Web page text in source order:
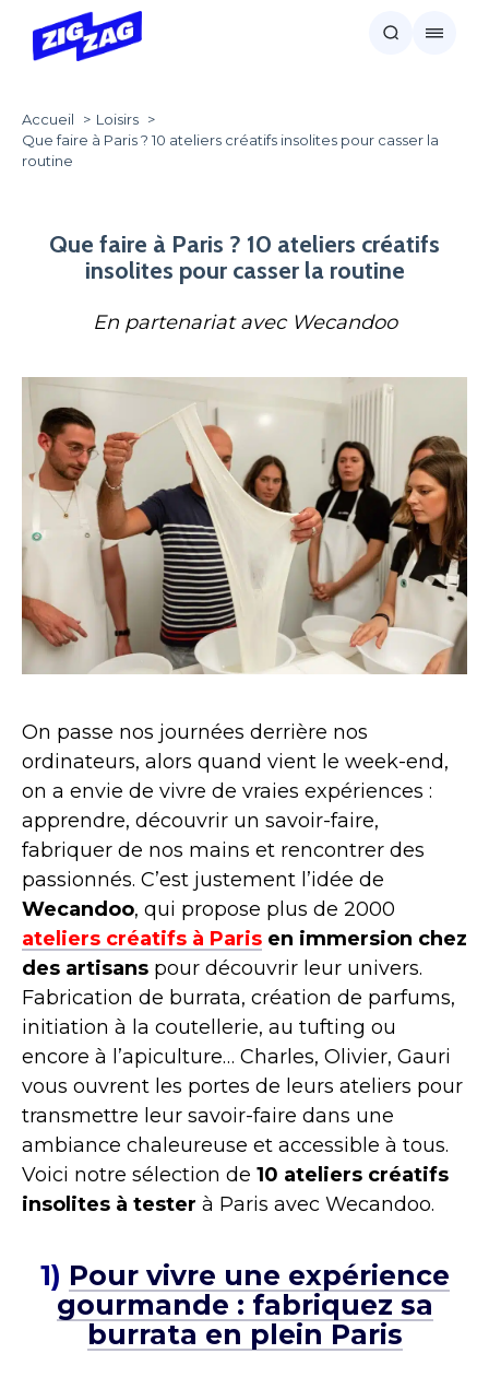
Accueil
Loisirs
Que faire à Paris ? 10 ateliers créatifs insolites pour casser la
routine
Que faire à Paris ? 10 ateliers créatifs
insolites pour casser la routine
En partenariat avec Wecandoo
On passe nos journées derrière nos
ordinateurs, alors quand vient le week-end,
on a envie de vivre de vraies expériences :
apprendre, découvrir un savoir-faire,
fabriquer de nos mains et rencontrer des
passionnés. C’est justement l’idée de
Wecandoo, qui propose plus de 2000
ateliers créatifs à Paris en immersion chez
des artisans pour découvrir leur univers.
Fabrication de burrata, création de parfums,
initiation à la coutellerie, au tufting ou
encore à l’apiculture… Charles, Olivier, Gauri
vous ouvrent les portes de leurs ateliers pour
transmettre leur savoir-faire dans une
ambiance chaleureuse et accessible à tous.
Voici notre sélection de 10 ateliers créatifs
insolites à tester à Paris avec Wecandoo.
1) Pour vivre une expérience
gourmande : fabriquez sa
burrata en plein Paris